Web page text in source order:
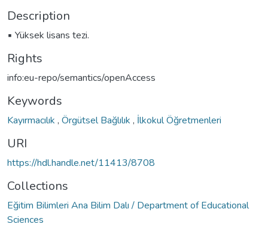
Description
▪ Yüksek lisans tezi.
Rights
info:eu-repo/semantics/openAccess
Keywords
Kayırmacılık , Örgütsel Bağlılık , İlkokul Öğretmenleri
URI
https://hdl.handle.net/11413/8708
Collections
Eğitim Bilimleri Ana Bilim Dalı / Department of Educational
Sciences